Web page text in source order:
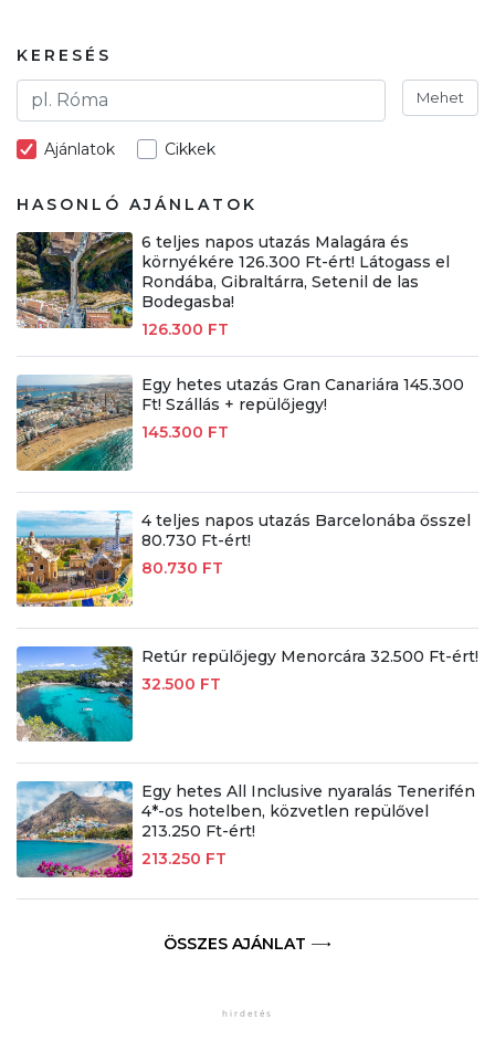
KERESÉS
Mehet
Ajánlatok Cikkek
HASONLÓ AJÁNLATOK
6 teljes napos utazás Malagára és
környékére 126.300 Ft-ért! Látogass el
Rondába, Gibraltárra, Setenil de las
Bodegasba!
126.300 FT
Egy hetes utazás Gran Canariára 145.300
Ft! Szállás + repülőjegy!
145.300 FT
4 teljes napos utazás Barcelonába ősszel
80.730 Ft-ért!
80.730 FT
Retúr repülőjegy Menorcára 32.500 Ft-ért!
32.500 FT
Egy hetes All Inclusive nyaralás Tenerifén
4*-os hotelben, közvetlen repülővel
213.250 Ft-ért!
213.250 FT
ÖSSZES AJÁNLAT